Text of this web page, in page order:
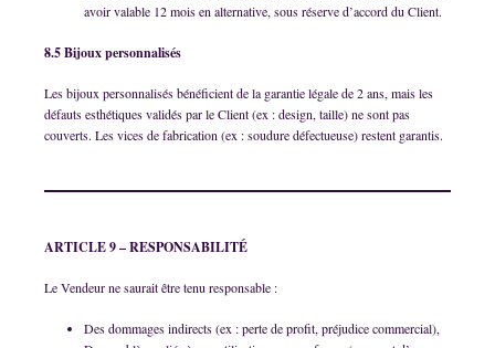
avoir valable 12 mois en alternative, sous réserve d’accord du Client.
8.5 Bijoux personnalisés
Les bijoux personnalisés bénéficient de la garantie légale de 2 ans, mais les
défauts esthétiques validés par le Client (ex : design, taille) ne sont pas
couverts. Les vices de fabrication (ex : soudure défectueuse) restent garantis.
ARTICLE 9 – RESPONSABILITÉ
Le Vendeur ne saurait être tenu responsable :
Des dommages indirects (ex : perte de profit, préjudice commercial),